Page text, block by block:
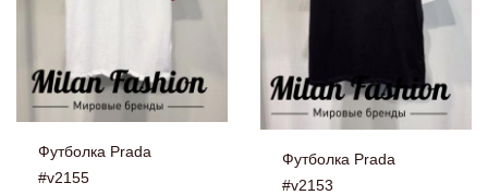
Футболка Prada
#v2155
Футболка Prada
#v2153